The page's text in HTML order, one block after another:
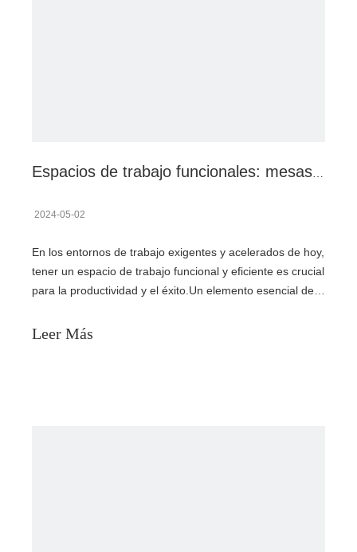
Espacios de trabajo funcionales: mesas de trabajo de acero inoxidable (dos capas) para cada tarea
2024-05-02
En los entornos de trabajo exigentes y acelerados de hoy,
tener un espacio de trabajo funcional y eficiente es crucial
para la productividad y el éxito.Un elemento esencial de
trabajo resistente y fiable.Cuando se trata de durabilidad,
Leer Más